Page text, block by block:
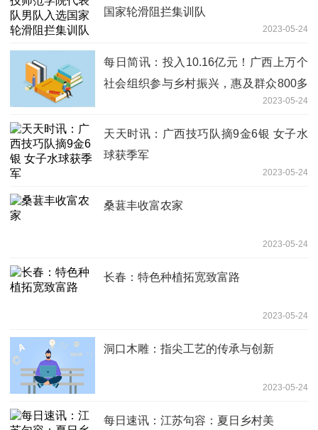
国家轮滑阻拦集训队
2023-05-24
每日简讯：投入10.16亿元！广西上万个
社会组织参与乡村振兴，惠及群众800多
2023-05-24
天天时讯：广西技巧队摘9金6银 女子水
球获季军
2023-05-24
桑葚丰收富农家
2023-05-24
长春：特色种植拓宽致富路
2023-05-24
洞口木雕：指尖工艺的传承与创新
2023-05-24
每日速讯：江苏句容：夏日乡村美